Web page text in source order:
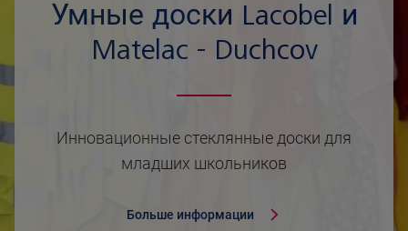
Умные доски Lacobel и
Matelac - Duchcov
Инновационные стеклянные доски для
младших школьников
Больше информации